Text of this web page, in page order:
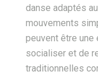
danse adaptés
mouvements
peuvent être une
socialiser et de
traditionnelles